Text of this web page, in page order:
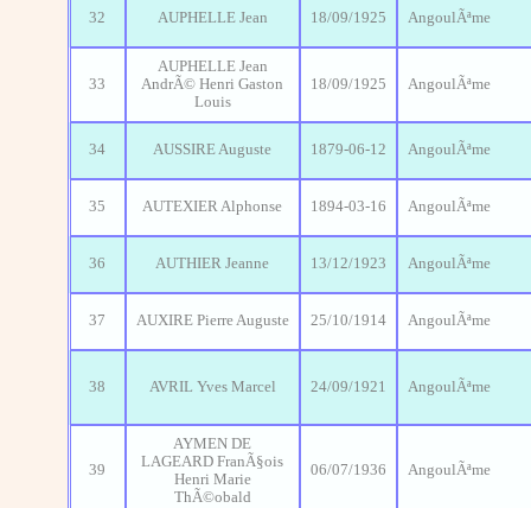
32 AUPHELLE Jean 18/09/1925 AngoulÃªme
33
AUPHELLE Jean
AndrÃ© Henri Gaston
Louis
18/09/1925 AngoulÃªme
34 AUSSIRE Auguste 1879-06-12 AngoulÃªme
35 AUTEXIER Alphonse 1894-03-16 AngoulÃªme
36 AUTHIER Jeanne 13/12/1923 AngoulÃªme
37 AUXIRE Pierre Auguste 25/10/1914 AngoulÃªme
38 AVRIL Yves Marcel 24/09/1921 AngoulÃªme
39
AYMEN DE
LAGEARD FranÃ§ois
Henri Marie
ThÃ©obald
06/07/1936 AngoulÃªme